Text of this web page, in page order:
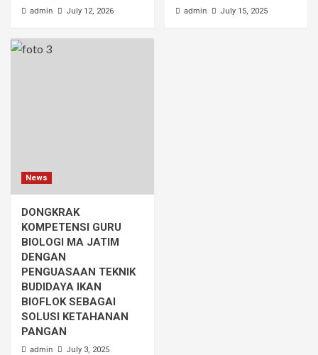
admin July 12, 2026 admin July 15, 2025
News
DONGKRAK
KOMPETENSI GURU
BIOLOGI MA JATIM
DENGAN
PENGUASAAN TEKNIK
BUDIDAYA IKAN
BIOFLOK SEBAGAI
SOLUSI KETAHANAN
PANGAN
admin July 3, 2025